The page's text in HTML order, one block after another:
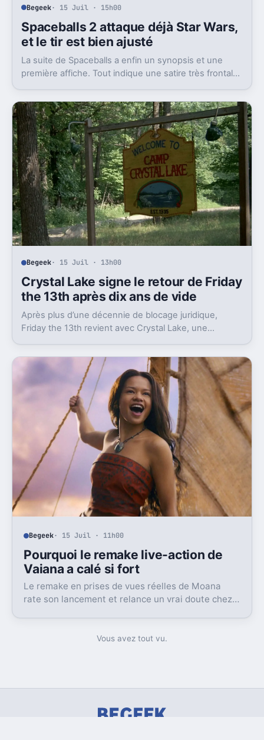
Begeek· 15 Juil · 15h00
Spaceballs 2 attaque déjà Star Wars,
et le tir est bien ajusté
La suite de Spaceballs a enfin un synopsis et une
première affiche. Tout indique une satire très frontale
Begeek· 15 Juil · 13h00
Crystal Lake signe le retour de Friday
the 13th après dix ans de vide
Après plus d’une décennie de blocage juridique,
Friday the 13th revient avec Crystal Lake, une
décor.
Begeek· 15 Juil · 11h00
Pourquoi le remake live-action de
Vaiana a calé si fort
Le remake en prises de vues réelles de Moana
rate son lancement et relance un vrai doute chez